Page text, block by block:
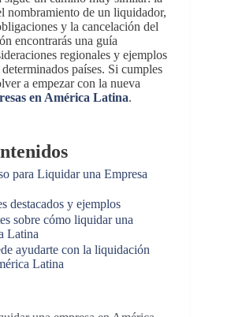
nombramiento de un liquidador,
y la cancelación del
encontrarás una guía
regionales y ejemplos
países. Si cumples
a empezar con la nueva
en América Latina.
para Liquidar una Empresa
destacados y ejemplos
sobre cómo liquidar una
Latina
ayudarte con la liquidación
Latina